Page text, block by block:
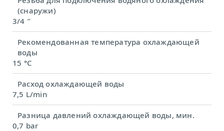
(снаружи)
3/4 ″
Рекомендованная температура охлаждающей
воды
15 °C
Расход охлаждающей воды
7,5 L/min
Разница давлений охлаждающей воды, мин.
0,7 bar